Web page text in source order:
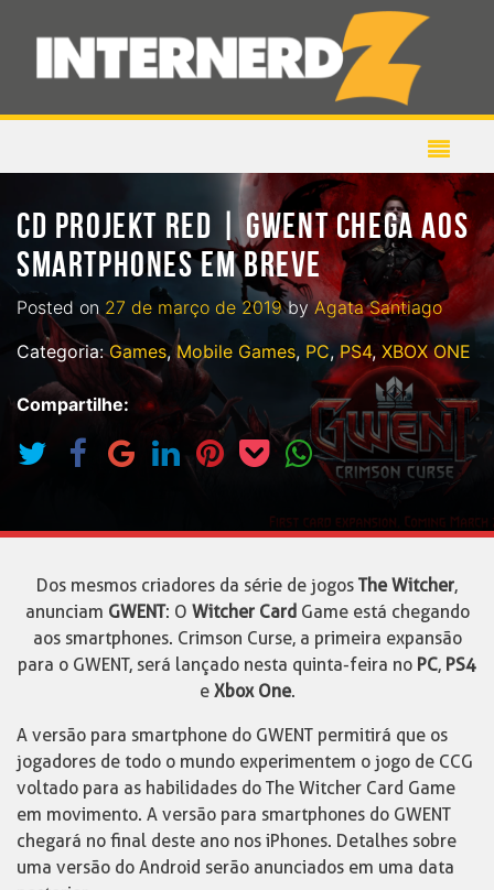
CD PROJEKT RED | GWENT CHEGA AOS
SMARTPHONES EM BREVE
Posted on 27 de março de 2019byAgata Santiago
Categoria:Games, Mobile Games, PC,PS4,XBOX ONE
Compartilhe:
Dos mesmos criadores da série de jogos The Witcher,
anunciam GWENT: O Witcher CardGame está chegando
aos smartphones. Crimson Curse, a primeira expansão
para o GWENT, será lançado nesta quinta-feira no PC, PS4
e Xbox One.
A versão para smartphone do GWENT permitirá que os
jogadores de todo o mundo experimentem o jogo de CCG
voltado para as habilidades do The Witcher Card Game
em movimento. A versão para smartphones do GWENT
chegará no final deste ano nos iPhones. Detalhes sobre
uma versão do Android serão anunciados em uma data